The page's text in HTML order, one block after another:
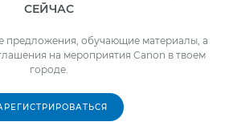
СЕЙЧАС
предложения, обучающие материалы, а
на мероприятия Canon в твоем
городе.